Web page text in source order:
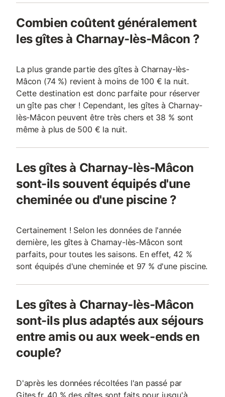
Combien coûtent généralement
les gîtes à Charnay-lès-Mâcon ?
La plus grande partie des gîtes à Charnay-lès-
Mâcon (74 %) revient à moins de 100 € la nuit.
Cette destination est donc parfaite pour réserver
un gîte pas cher ! Cependant, les gîtes à Charnay-
lès-Mâcon peuvent être très chers et 38 % sont
même à plus de 500 € la nuit.
Les gîtes à Charnay-lès-Mâcon
sont-ils souvent équipés d'une
cheminée ou d'une piscine ?
Certainement ! Selon les données de l'année
dernière, les gîtes à Charnay-lès-Mâcon sont
parfaits, pour toutes les saisons. En effet, 42 %
sont équipés d'une cheminée et 97 % d'une piscine.
Les gîtes à Charnay-lès-Mâcon
sont-ils plus adaptés aux séjours
entre amis ou aux week-ends en
couple?
D'après les données récoltées l'an passé par
Gites.fr, 40 % des gîtes sont faits pour jusqu'à